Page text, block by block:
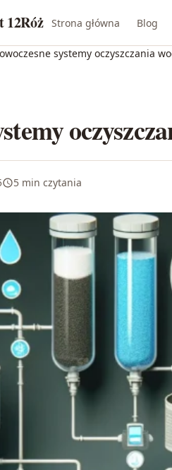
12Róż Strona główna Blog
systemy oczyszczania
5 min czytania